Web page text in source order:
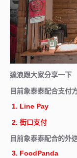
達浪跟大家分享一下
目前象泰泰配合支付
1. Line Pay
2. 街口支付
目前象泰泰配合的外
3. FoodPanda